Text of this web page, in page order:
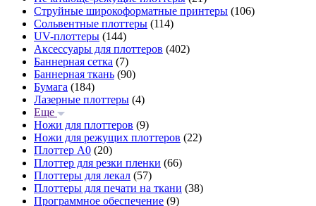
Струйные широкоформатные принтеры (106)
Сольвентные плоттеры (114)
UV-плоттеры (144)
Аксессуары для плоттеров (402)
Баннерная сетка (7)
Баннерная ткань (90)
Бумага (184)
Лазерные плоттеры (4)
Еще
Ножи для плоттеров (9)
Ножи для режущих плоттеров (22)
Плоттер А0 (20)
Плоттер для резки пленки (66)
Плоттеры для лекал (57)
Плоттеры для печати на ткани (38)
Программное обеспечение (9)